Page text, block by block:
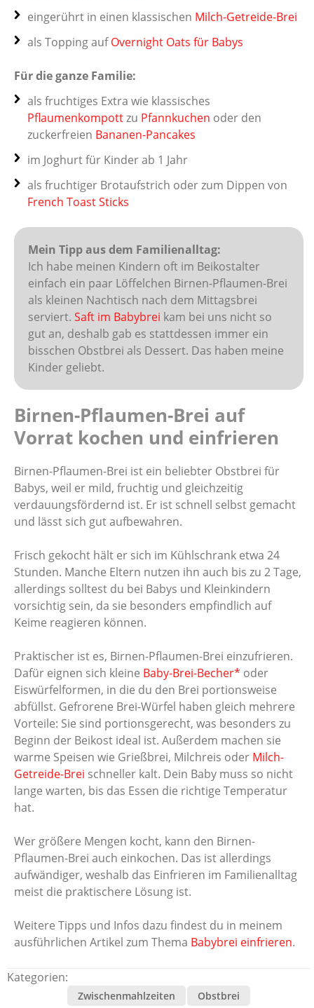
eingerührt in einen klassischen Milch-Getreide-Brei
als Topping aufOvernight Oats für Babys
Für die ganze Familie:
als fruchtiges Extra wie klassisches
Pflaumenkompottzu Pfannkuchen oder den
zuckerfreien Bananen-Pancakes
im Joghurt für Kinder ab 1 Jahr
als fruchtiger Brotaufstrich oder zum Dippen von
French Toast Sticks
Mein Tipp aus dem Familienalltag:
Ich habe meinen Kindern oft im Beikostalter
einfach ein paar Löffelchen Birnen-Pflaumen-Brei
als kleinen Nachtisch nach dem Mittagsbrei
serviert. Saft im Babybrei kam bei uns nicht so
gut an, deshalb gab es stattdessen immer ein
bisschen Obstbrei als Dessert. Das haben meine
Kinder geliebt.
Birnen-Pflaumen-Brei auf
Vorrat kochen und einfrieren
Birnen-Pflaumen-Brei ist ein beliebter Obstbrei für
Babys, weil er mild, fruchtig und gleichzeitig
verdauungsfördernd ist. Er ist schnell selbst gemacht
und lässt sich gut aufbewahren.
Frisch gekocht hält er sich im Kühlschrank etwa 24
Stunden. Manche Eltern nutzen ihn auch bis zu 2 Tage,
allerdings solltest du bei Babys und Kleinkindern
vorsichtig sein, da sie besonders empfindlich auf
Keime reagieren können.
Praktischer ist es, Birnen-Pflaumen-Brei einzufrieren.
Dafür eignen sich kleine Baby-Brei-Becher* oder
Eiswürfelformen, in die du den Brei portionsweise
abfüllst. Gefrorene Brei-Würfel haben gleich mehrere
Vorteile: Sie sind portionsgerecht, was besonders zu
Beginn der Beikost ideal ist. Außerdem machen sie
warme Speisen wie Grießbrei, Milchreis oder Milch-
Getreide-Brei schneller kalt. Dein Baby muss so nicht
lange warten, bis das Essen die richtige Temperatur
hat.
Wer größere Mengen kocht, kann den Birnen-
Pflaumen-Brei auch einkochen. Das ist allerdings
aufwändiger, weshalb das Einfrieren im Familienalltag
meist die praktischere Lösung ist.
Weitere Tipps und Infos dazu findest du in meinem
ausführlichen Artikel zum Thema Babybrei einfrieren.
Kategorien:
Zwischenmahlzeiten Obstbrei